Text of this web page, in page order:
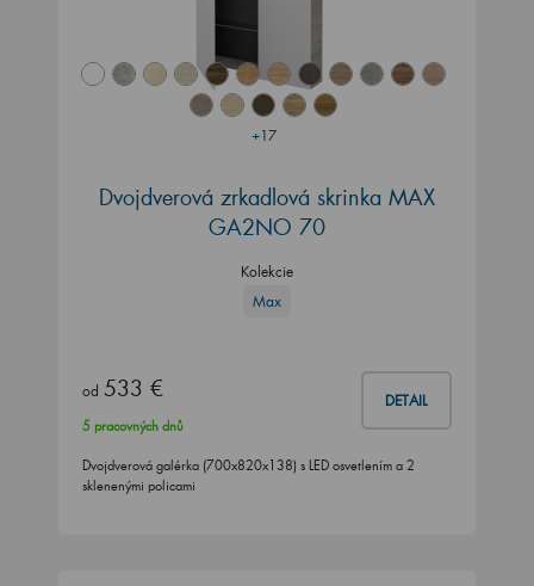
+17
Dvojdverová zrkadlová skrinka MAX
GA2NO 70
Kolekcie
Max
od 533 € DETAIL
5 pracovných dnů
Dvojdverová galérka (700x820x138) s LED osvetlením a 2
sklenenými policami